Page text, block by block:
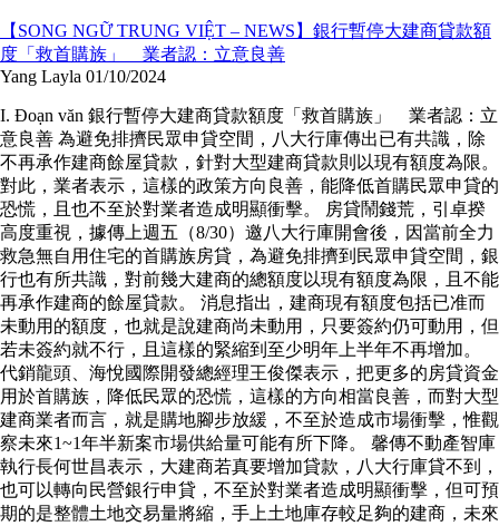
【SONG NGỮ TRUNG VIỆT – NEWS】銀行暫停大建商貸款額
度「救首購族」 業者認：立意良善
Yang Layla 01/10/2024
I. Đoạn văn 銀行暫停大建商貸款額度「救首購族」 業者認：立
意良善 為避免排擠民眾申貸空間，八大行庫傳出已有共識，除
不再承作建商餘屋貸款，針對大型建商貸款則以現有額度為限。
對此，業者表示，這樣的政策方向良善，能降低首購民眾申貸的
恐慌，且也不至於對業者造成明顯衝擊。 房貸鬧錢荒，引卓揆
高度重視，據傳上週五（8/30）邀八大行庫開會後，因當前全力
救急無自用住宅的首購族房貸，為避免排擠到民眾申貸空間，銀
行也有所共識，對前幾大建商的總額度以現有額度為限，且不能
再承作建商的餘屋貸款。 消息指出，建商現有額度包括已准而
未動用的額度，也就是說建商尚未動用，只要簽約仍可動用，但
若未簽約就不行，且這樣的緊縮到至少明年上半年不再增加。
代銷龍頭、海悅國際開發總經理王俊傑表示，把更多的房貸資金
用於首購族，降低民眾的恐慌，這樣的方向相當良善，而對大型
建商業者而言，就是購地腳步放緩，不至於造成市場衝擊，惟觀
察未來1~1年半新案市場供給量可能有所下降。 馨傳不動產智庫
執行長何世昌表示，大建商若真要增加貸款，八大行庫貸不到，
也可以轉向民營銀行申貸，不至於對業者造成明顯衝擊，但可預
期的是整體土地交易量將縮，手上土地庫存較足夠的建商，未來